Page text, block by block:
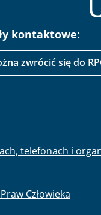
kontaktowe:
zwrócić się do
telefonach i
Człowieka